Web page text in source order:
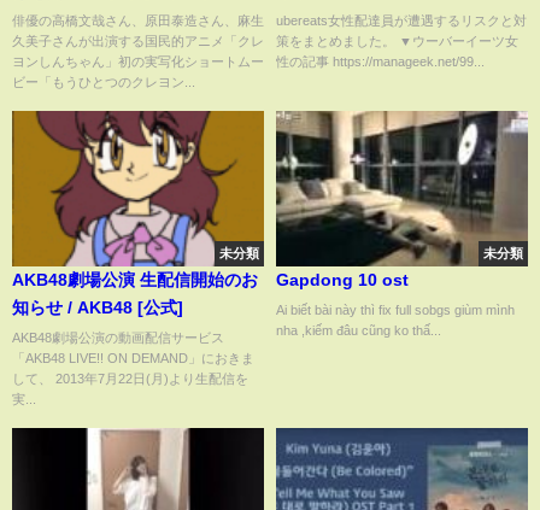
＆“みさえ”麻生久美子が出演
「クレヨンしんちゃん」初の実
写化ショートムービーが公開
俳優の高橋文哉さん、原田泰造さん、麻生
久美子さんが出演する国民的アニメ「クレ
ヨンしんちゃん」初の実写化ショートムー
ビー「もうひとつのクレヨン...
ubereats女性配達員が遭遇するリスクと対
策をまとめました。 ▼ウーバーイーツ女
性の記事 https://manageek.net/99...
未分類
AKB48劇場公演 生配信開始のお
知らせ / AKB48 [公式]
AKB48劇場公演の動画配信サービス
「AKB48 LIVE!! ON DEMAND」におきま
して、 2013年7月22日(月)より生配信を
実...
未分類
Gapdong 10 ost
Ai biết bài này thì fix full sobgs giùm mình
nha ,kiếm đâu cũng ko thấ...